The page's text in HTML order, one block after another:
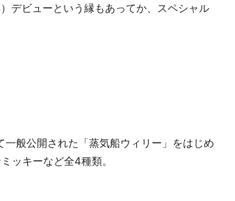
デビューという縁もあってか、スペシャル
般公開された「蒸気船ウィリー」をはじめ
ッキーなど全4種類。